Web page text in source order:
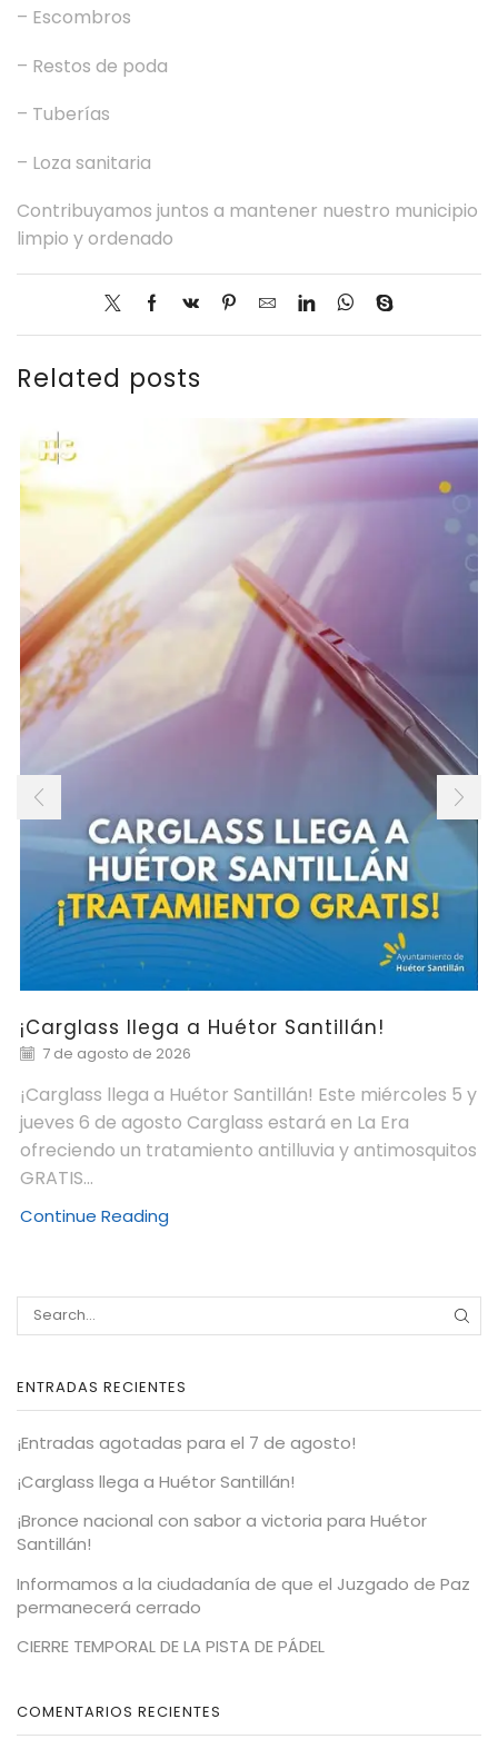
– Escombros
– Restos de poda
– Tuberías
– Loza sanitaria
Contribuyamos juntos a mantener nuestro municipio
limpio y ordenado
Related posts
¡Carglass llega a Huétor Santillán!
7 de agosto de 2026
¡Carglass llega a Huétor Santillán! Este miércoles 5 y
jueves 6 de agosto Carglass estará en La Era
ofreciendo un tratamiento antilluvia y antimosquitos
GRATIS...
Continue Reading
ENTRADAS RECIENTES
¡Entradas agotadas para el 7 de agosto!
¡Carglass llega a Huétor Santillán!
¡Bronce nacional con sabor a victoria para Huétor
Santillán!
Informamos a la ciudadanía de que el Juzgado de Paz
permanecerá cerrado
CIERRE TEMPORAL DE LA PISTA DE PÁDEL
COMENTARIOS RECIENTES